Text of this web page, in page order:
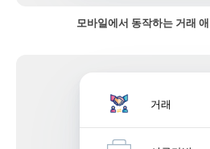
모바일에서 동작하는 거래
거래